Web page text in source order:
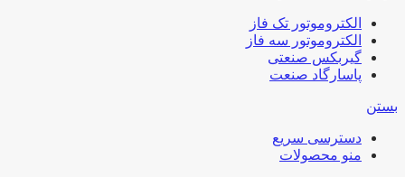
الکتروموتور تک فاز
الکتروموتور سه فاز
گیربکس صنعتی
پاسارگاد صنعت
بستن
دسترسی سریع
منو محصولات